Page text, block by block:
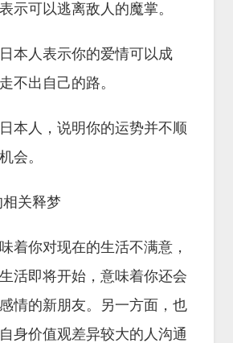
示可以逃离敌人的魔掌。
本人表示你的爱情可以成
不出自己的路。
本人，说明你的运势并不顺
会。
相关释梦
着你对现在的生活不满意，
活即将开始，意味着你还会
情的新朋友。另一方面，也
身价值观差异较大的人沟通